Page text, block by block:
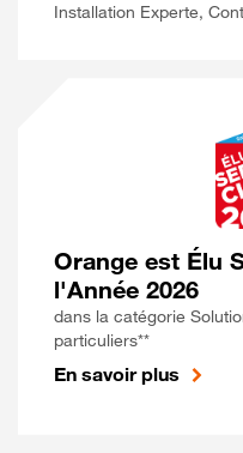
Installation Experte,
Orange est Élu
l'Année 2026
dans la catégorie
particuliers**
En savoir plus